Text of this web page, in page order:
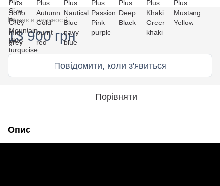
Немає в наявності
13 900 грн
Повідомити, коли з'явиться
Порівняти
Опис